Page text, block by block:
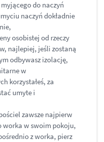
do naczyń
naczyń dokładnie
osobistej od rzeczy
najlepiej, jeśli zostaną
odbywasz izolację,
w
korzystałeś, za
umyte i
zawsze najpierw
worka w swoim pokoju,
z worka, pierz